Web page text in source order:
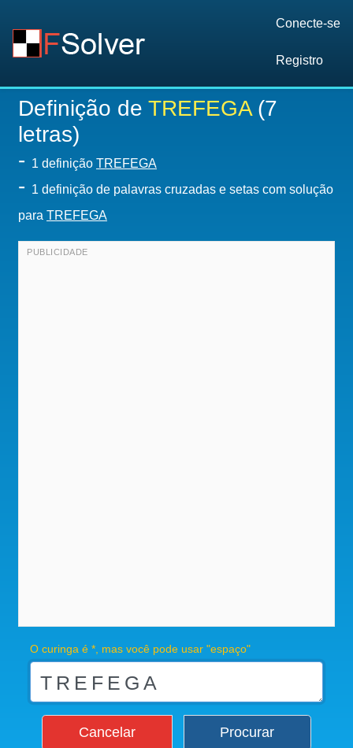
Conecte-se
Registro
Definição de TREFEGA(7
letras)
- 1 definição TREFEGA
- 1 definição de palavras cruzadas e setas com solução
para TREFEGA
O curinga é *, mas você pode usar "espaço"
Cancelar Procurar